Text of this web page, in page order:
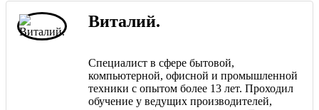
Виталий.
Специалист в сфере бытовой,
компьютерной, офисной и промышленной
техники с опытом более 13 лет. Проходил
обучение у ведущих производителей,